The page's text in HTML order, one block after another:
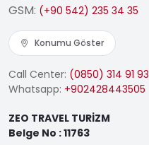
GSM: (+90 542) 235 34 35
Konumu Göster
Call Center: (0850) 314 91 93
Whatsapp: +902428443505
ZEO TRAVEL TURİZM
Belge No : 11763